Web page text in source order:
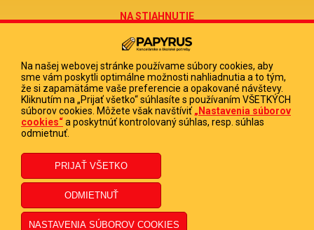
NA STIAHNUTIE
Reklamačný formulár
Odstúpenie od zmluvy
Poučenie o odstúpení od zmluvy
FIRMA
PAPYRUS POPRAD, s.r.o.
DIČ 2020513880
IČ DPH SK2020513880
Na našej webovej stránke používame súbory cookies, aby
sme vám poskytli optimálne možnosti nahliadnutia a to tým,
že si zapamätáme vaše preferencie a opakované návštevy.
Kliknutím na „Prijať všetko“ súhlasíte s používaním VŠETKÝCH
súborov cookies. Môžete však navštíviť „Nastavenia súborov
cookies“a poskytnúť kontrolovaný súhlas, resp. súhlas
odmietnuť.